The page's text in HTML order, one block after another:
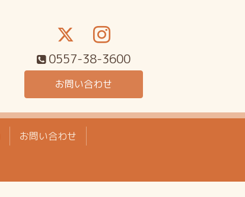
0557-38-3600
お問い合わせ
お問い合わせ